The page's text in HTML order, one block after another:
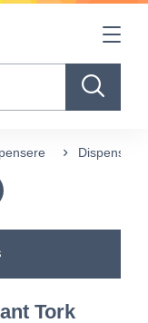
Dispensere
Tork